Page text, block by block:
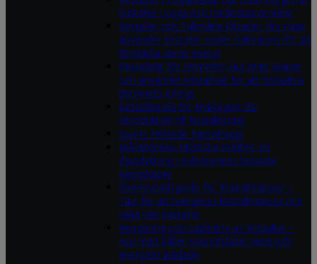
kristaller i yoga och meditationsrutiner
Kristaller och Fullmåne Ritualer: Hur man
använder kristaller under fullmånen för att
förstärka deras energi
Kristallnät för Hemmet: Hur man skapar
och använder kristallnät för att förbättra
hemmets energi
Kristallterapi för Nybörjare: En
introduktion till kristallterapi
Kvarts Helande Egenskaper
Månstenens Mystiska Krafter: En
djupdykning i månstenens helande
egenskaper
Överlevnadsguide för Kristallmässor –
Tips för att navigera i kristallmässor och
välja rätt kristaller
Rengöring och Laddning av Kristaller –
Hur man håller sina kristaller rena och
energiskt laddade